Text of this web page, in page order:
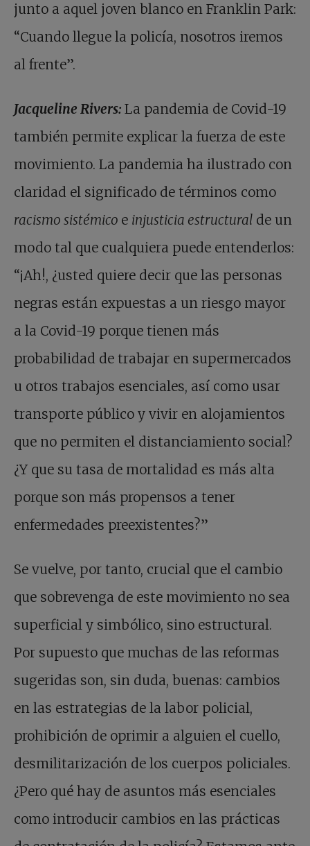
junto a aquel joven blanco en Franklin Park:
“Cuando llegue la policía, nosotros iremos
al frente”.
Jacqueline Rivers: La pandemia de Covid-19
también permite explicar la fuerza de este
movimiento. La pandemia ha ilustrado con
claridad el significado de términos como
racismo sistémico e injusticia estructural de un
modo tal que cualquiera puede entenderlos:
“¡Ah!, ¿usted quiere decir que las personas
negras están expuestas a un riesgo mayor
a la Covid-19 porque tienen más
probabilidad de trabajar en supermercados
u otros trabajos esenciales, así como usar
transporte público y vivir en alojamientos
que no permiten el distanciamiento social?
¿Y que su tasa de mortalidad es más alta
porque son más propensos a tener
enfermedades preexistentes?”
Se vuelve, por tanto, crucial que el cambio
que sobrevenga de este movimiento no sea
superficial y simbólico, sino estructural.
Por supuesto que muchas de las reformas
sugeridas son, sin duda, buenas: cambios
en las estrategias de la labor policial,
prohibición de oprimir a alguien el cuello,
desmilitarización de los cuerpos policiales.
¿Pero qué hay de asuntos más esenciales
como introducir cambios en las prácticas